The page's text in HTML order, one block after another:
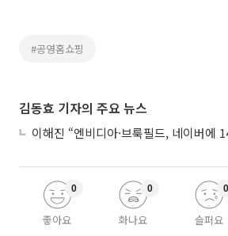
#공영홈쇼핑
김동효 기자의 주요 뉴스
이해진 “엔비디아·브룩필드, 네이버에
좋아요
0
화나요
0
슬퍼요
0